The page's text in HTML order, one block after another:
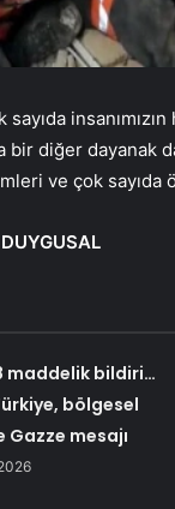
insanımızın
bir diğer dayanak
ve çok sayıda
maddelik bildiri…
bölgesel
Gazze mesajı